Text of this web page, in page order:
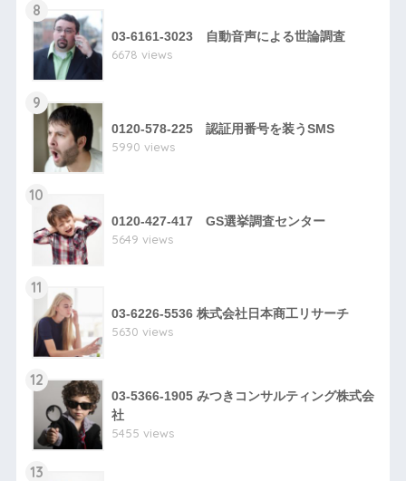
8
03-6161-3023 自動音声による世論調査
6678 views
9
0120-578-225 認証用番号を装うSMS
5990 views
10
0120-427-417 GS選挙調査センター
5649 views
11
03-6226-5536 株式会社日本商工リサーチ
5630 views
12
03-5366-1905 みつきコンサルティング株式会
社
5455 views
13